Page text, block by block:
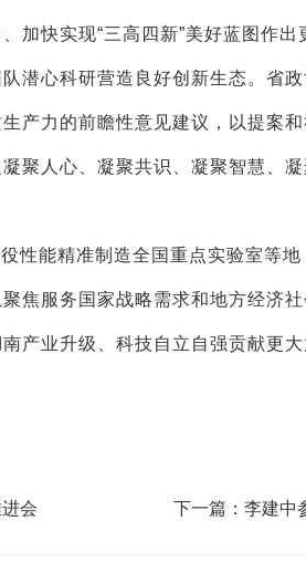
加快实现“三高四新”美好蓝图作
潜心科研营造良好创新生态。省
产力的前瞻性意见建议，以提案
聚人心、凝聚共识、凝聚智慧、凝
性能精准制造全国重点实验室等
焦服务国家战略需求和地方经济
产业升级、科技自立自强贡献更大
会
下一篇：李建中